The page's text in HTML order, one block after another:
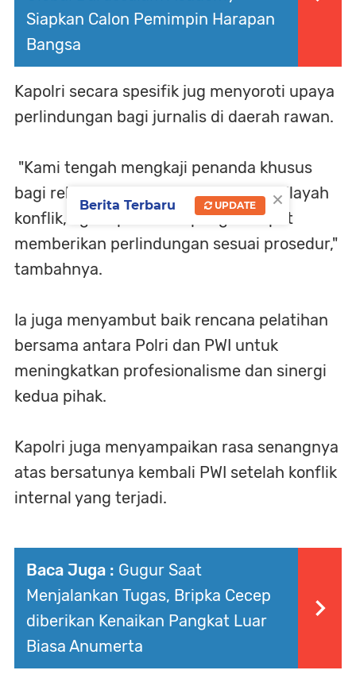
Siapkan Calon Pemimpin Harapan
Bangsa
Kapolri secara spesifik jug menyoroti upaya
perlindungan bagi jurnalis di daerah rawan.
"Kami tengah mengkaji penanda khusus
bagi rekan-rekan yang bertugas di wilayah
konflik, agar aparat di lapangan dapat
memberikan perlindungan sesuai prosedur,"
tambahnya.
Ia juga menyambut baik rencana pelatihan
bersama antara Polri dan PWI untuk
meningkatkan profesionalisme dan sinergi
kedua pihak.
Kapolri juga menyampaikan rasa senangnya
atas bersatunya kembali PWI setelah konflik
internal yang terjadi.
Baca Juga : Gugur Saat
Menjalankan Tugas, Bripka Cecep
diberikan Kenaikan Pangkat Luar
Biasa Anumerta
×
Berita Terbaru UPDATE